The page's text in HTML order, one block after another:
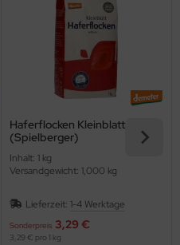
Haferflocken Kleinblatt
(Spielberger)
Inhalt: 1 kg
Versandgewicht: 1,000 kg
Lieferzeit: 1-4 Werktage
Sonderpreis 3,29 €
3,29 € pro 1 kg